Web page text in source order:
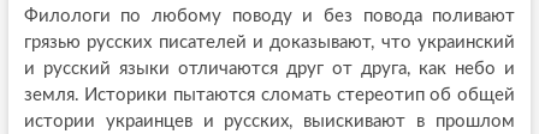
Филологи по любому поводу и без повода поливают
грязью русских писателей и доказывают, что украинский
и русский языки отличаются друг от друга, как небо и
земля. Историки пытаются сломать стереотип об общей
истории украинцев и русских, выискивают в прошлом